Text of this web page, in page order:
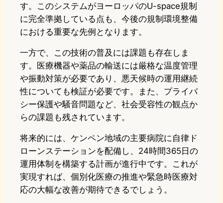
す。このシステムがヨーロッパのU-space規制
に完全準拠している点も、今後の規制環境整備
における重要な先例となります。
一方で、この技術の普及には課題も存在しま
す。医療機器や薬品の輸送には厳格な温度管理
や振動対策が必要であり、悪天候時の運用継続
性についても検証が必要です。また、プライバ
シー保護や騒音問題など、社会受容性の観点か
らの課題も残されています。
将来的には、ケンペン地域の主要病院に自律ド
ローンステーションを配備し、24時間365日の
運用体制を構築する計画が進行中です。これが
実現すれば、個別化医療の推進や緊急時医療対
応の大幅な改善が期待できるでしょう。